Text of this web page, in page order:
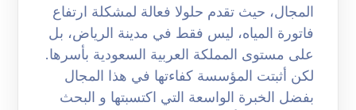
المجال، حيث تقدم حلولا فعالة لمشكلة ارتفاع
فاتورة المياه، ليس فقط في مدينة الرياض، بل
على مستوى المملكة العربية السعودية بأسرها.
لكن أثبتت المؤسسة كفاءتها في هذا المجال
بفضل الخبرة الواسعة التي اكتسبتها و البحث